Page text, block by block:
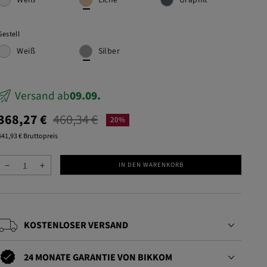
Weiß Silber
Versand ab09.09.
20%
€ 460,34 €
€ Bruttopreis
− + IN DEN WARENKORB
KOSTENLOSER VERSAND
24 MONATE GARANTIE VON BIKKOM